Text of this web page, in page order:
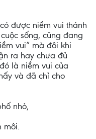
được niềm vui thánh
sống, cũng đang
vui” mà đôi khi
ra hay chưa đủ
là niềm vui của
và đã chỉ cho
nhỏ,
môi.